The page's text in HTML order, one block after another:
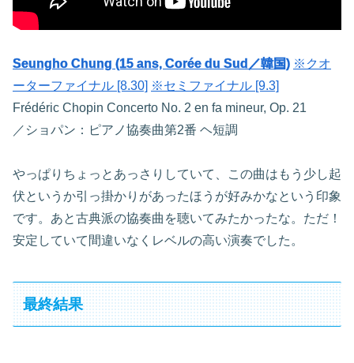
Seungho Chung (15 ans, Corée du Sud／韓国) ※クオ
ーターファイナル [8.30] ※セミファイナル [9.3]
Frédéric Chopin Concerto No. 2 en fa mineur, Op. 21
／ショパン：ピアノ協奏曲第2番 ヘ短調
やっぱりちょっとあっさりしていて、この曲はもう少し起
伏というか引っ掛かりがあったほうが好みかなという印象
です。あと古典派の協奏曲を聴いてみたかったな。ただ！
安定していて間違いなくレベルの高い演奏でした。
最終結果